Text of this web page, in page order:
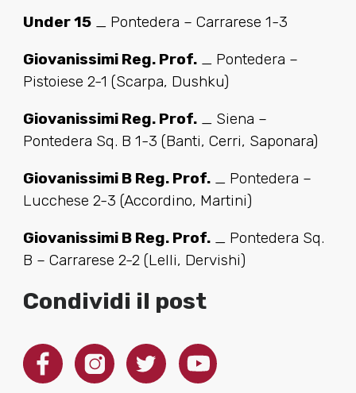
Under 15_ Pontedera – Carrarese 1-3
Giovanissimi Reg. Prof._ Pontedera –
Pistoiese 2-1 (Scarpa, Dushku)
Giovanissimi Reg. Prof._ Siena –
Pontedera Sq. B 1-3 (Banti, Cerri, Saponara)
Giovanissimi B Reg. Prof._ Pontedera –
Lucchese 2-3 (Accordino, Martini)
Giovanissimi B Reg. Prof._ Pontedera Sq.
B – Carrarese 2-2 (Lelli, Dervishi)
Condividi il post